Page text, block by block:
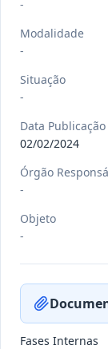
-
-/-
-
Modalidade
-
Situação
-
Data Publicação
02/02/2024
Órgão
-
Objeto
-
Fases Internas